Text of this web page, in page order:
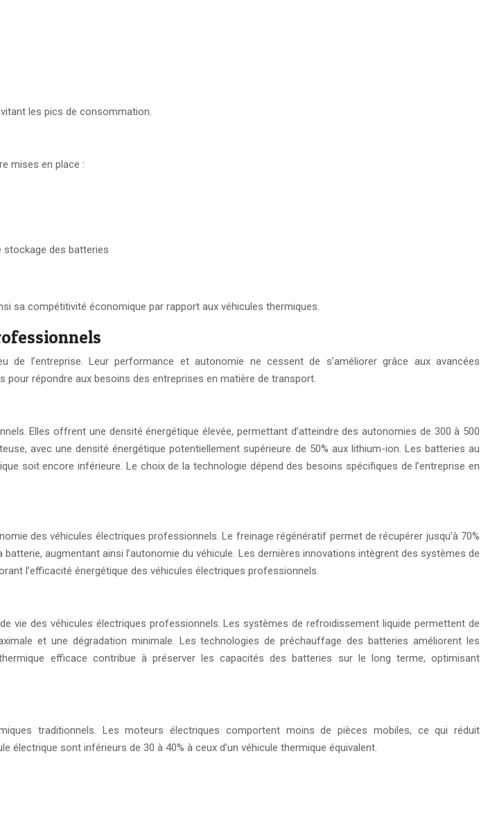
les pics de consommation.
mises en place :
stockage des batteries
sa compétitivité économique par rapport aux véhicules thermiques.
l’entreprise. Leur performance et autonomie ne cessent de s’améliorer grâce aux avancées
répondre aux besoins des entreprises en matière de transport.
Elles offrent une densité énergétique élevée, permettant d’atteindre des autonomies de 300 à 500
avec une densité énergétique potentiellement supérieure de 50% aux lithium-ion. Les batteries au
soit encore inférieure. Le choix de la technologie dépend des besoins spécifiques de l’entreprise en
des véhicules électriques professionnels. Le freinage régénératif permet de récupérer jusqu’à 70%
augmentant ainsi l’autonomie du véhicule. Les dernières innovations intègrent des systèmes de
l’efficacité énergétique des véhicules électriques professionnels.
vie des véhicules électriques professionnels. Les systèmes de refroidissement liquide permettent de
et une dégradation minimale. Les technologies de préchauffage des batteries améliorent les
efficace contribue à préserver les capacités des batteries sur le long terme, optimisant
traditionnels. Les moteurs électriques comportent moins de pièces mobiles, ce qui réduit
sont inférieurs de 30 à 40% à ceux d’un véhicule thermique équivalent.